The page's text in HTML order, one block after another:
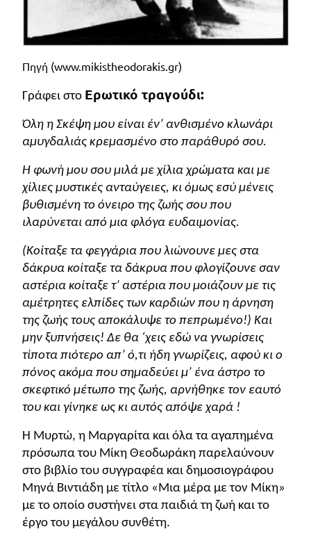
Πηγή (www. mikistheodorakis gr)
Γράφει στο Ερωτικό τραγούδι:
Όλη η Σκέψη μου είναι έν’ ανθισμένο κλωνάρι
αμυγδαλιάς κρεμασμένο στο παράθυρό σου.
Η φωνή μου σου μιλά με χίλια χρώματα και με
χίλιες μυστικές ανταύγειες, κι όμως εσύ μένεις
βυθισμένη το όνειρο της ζωής σου που
ιλαρύνεται από μια φλόγα ευδαιμονίας.
(Κοίταξε τα φεγγάρια που λιώνουνε μες στα
δάκρυα κοίταξε τα δάκρυα που φλογίζουνε σαν
αστέρια κοίταξε τ’ αστέρια που μοιάζουν με τις
αμέτρητες ελπίδες των καρδιών που η άρνηση
της ζωής τους αποκάλυψε το πεπρωμένο!) Και
μην ξυπνήσεις! Δε θα ‘χεις εδώ να γνωρίσεις
τίποτα πιότερο απ’ ό,τι ήδη γνωρίζεις, αφού κι ο
πόνος ακόμα που σημαδεύει μ’ ένα άστρο το
σκεφτικό μέτωπο της ζωής, αρνήθηκε τον εαυτό
του και γίνηκε ως κι αυτός απόψε χαρά !
Η Μυρτώ, η Μαργαρίτα και όλα τα αγαπημένα
πρόσωπα του Μίκη Θεοδωράκη παρελαύνουν
στο βιβλίο του συγγραφέα και δημοσιογράφου
Μηνά Βιντιάδη με τίτλο «Μια μέρα με τον Μίκη»
με το οποίο συστήνει στα παιδιά τη ζωή και το
έργο του μεγάλου συνθέτη.